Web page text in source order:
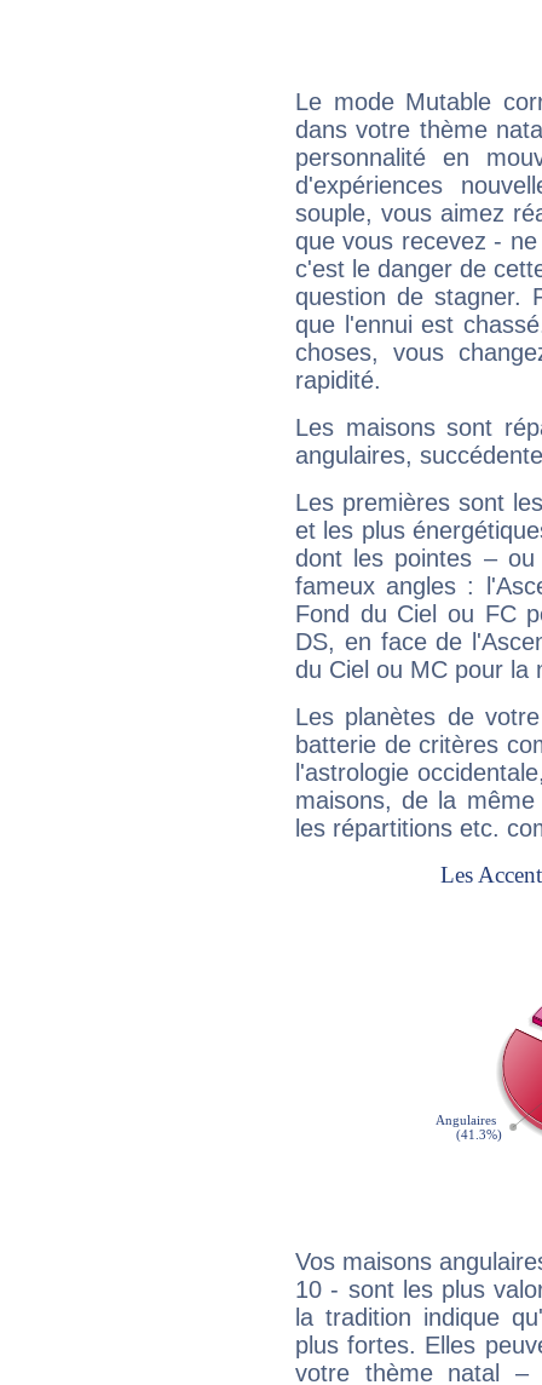
Le mode Mutable
dans votre thème
personnalité en
d'expériences
souple, vous aimez
que vous recevez -
c'est le danger de
question de stagner.
que l'ennui est
choses, vous
rapidité.
Les maisons sont
angulaires,
Les premières sont
et les plus
dont les pointes –
fameux angles :
Fond du Ciel ou FC
DS, en face de
du Ciel ou MC pour la
Les planètes de
batterie de critères
l'astrologie
maisons, de la
les répartitions etc.
Vos maisons
10 - sont les plus
la tradition indique
plus fortes. Elles
votre thème natal –